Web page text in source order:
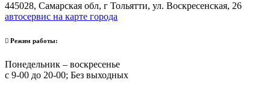
445028, Самарская обл, г Тольятти, ул. Воскресенская, 26
автосервис на карте города
Режим работы:
Понедельник – воскресенье
с 9-00 до 20-00; Без выходных